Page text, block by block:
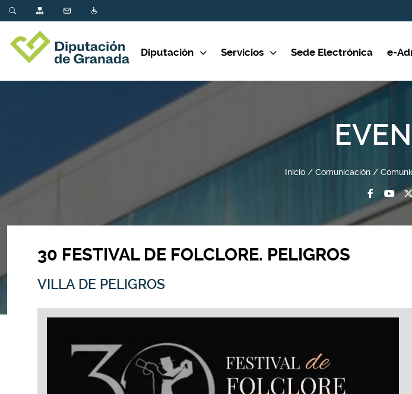
Diputación Servicios Sede Electrónica e-
Inicio Comunicación
30 FESTIVAL DE FOLCLORE. PELIGROS
VILLA DE PELIGROS